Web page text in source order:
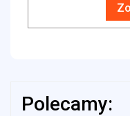
Polecamy: